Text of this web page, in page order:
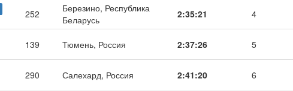
252
Березино, Республика
Беларусь
2:35:21 4
139 Тюмень, Россия 2:37:26 5
290 Салехард, Россия 2:41:20 6